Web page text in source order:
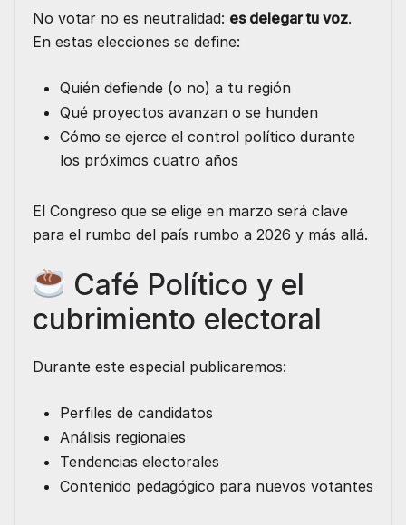
No votar no es neutralidad: es delegar tu voz.
En estas elecciones se define:
Quién defiende (o no) a tu región
Qué proyectos avanzan o se hunden
Cómo se ejerce el control político durante
los próximos cuatro años
El Congreso que se elige en marzo será clave
para el rumbo del país rumbo a 2026 y más allá.
Café Político y el
cubrimiento electoral
Durante este especial publicaremos:
Perfiles de candidatos
Análisis regionales
Tendencias electorales
Contenido pedagógico para nuevos votantes